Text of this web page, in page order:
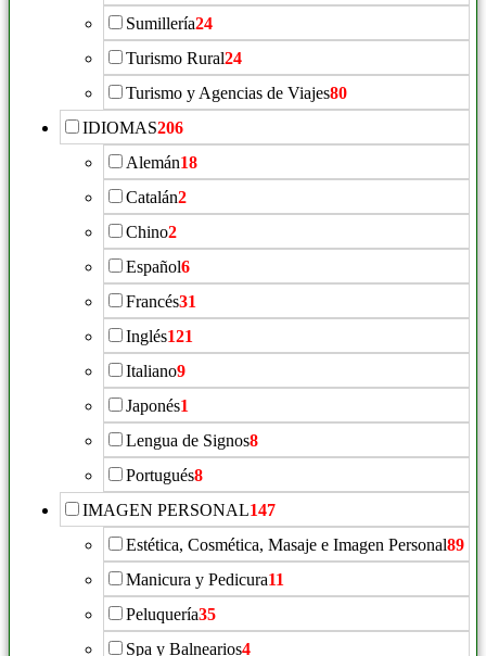
Sumillería24
Turismo Rural24
Turismo y Agencias de Viajes80
IDIOMAS206
Alemán18
Catalán2
Chino2
Español6
Francés31
Inglés121
Italiano9
Japonés1
Lengua de Signos8
Portugués8
IMAGEN PERSONAL147
Estética, Cosmética, Masaje e Imagen Personal89
Manicura y Pedicura11
Peluquería35
Spa y Balnearios4